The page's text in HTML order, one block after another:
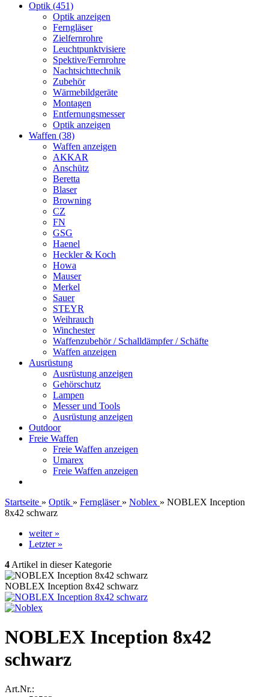
Optik (451)
Optik anzeigen
Ferngläser
Zielfernrohre
Leuchtpunktvisiere
Spektive/Fernrohre
Nachtsichttechnik
Zubehör
Wärmebildgeräte
Montagen
Entfernungsmesser
Optik anzeigen
Waffen (38)
Waffen anzeigen
AKKAR
Anschütz
Beretta
Blaser
Browning
CZ
FN
GSG
Haenel
Heckler & Koch
Howa
Mauser
Merkel
Sauer
STEYR
Weihrauch
Winchester
Waffenzubehör / Schalldämpfer / Schäfte
Waffen anzeigen
Ausrüstung
Ausrüstung anzeigen
Gehörschutz
Lampen
Messer und Tools
Ausrüstung anzeigen
Outdoor
Freie Waffen
Freie Waffen anzeigen
Umarex
Freie Waffen anzeigen
Startseite » Optik » Ferngläser » Noblex » NOBLEX Inception
8x42 schwarz
weiter »
Letzter »
4 Artikel in dieser Kategorie
NOBLEX Inception 8x42 schwarz
NOBLEX Inception 8x42
schwarz
Art.Nr.: